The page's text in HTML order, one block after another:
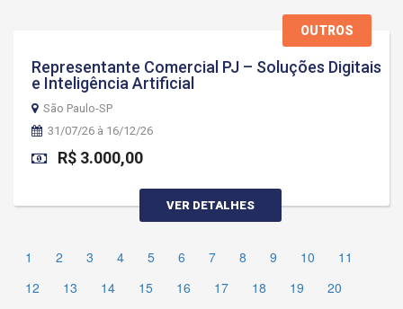
OUTROS
Representante Comercial PJ – Soluções Digitais
e Inteligência Artificial
São Paulo-SP
31/07/26 à 16/12/26
R$ 3.000,00
VER DETALHES
1 2 3 4 5 6 7 8 9 10
11
12
13 14 15 16 17 18 19
20